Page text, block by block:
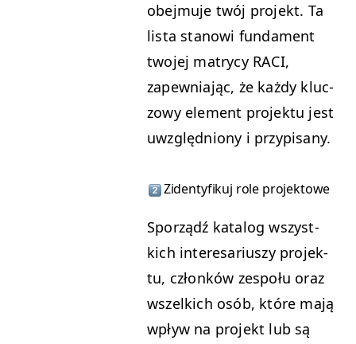
obe­j­mu­je twój pro­jekt. Ta
lista stanowi fun­da­ment
two­jej matrycy RACI,
zapew­ni­a­jąc, że każdy kluc­
zowy ele­ment pro­jek­tu jest
uwzględ­niony i przypisany.
Ziden­ty­fikuj role projektowe
Sporządź kat­a­log wszys­t­
kich intere­sar­iuszy pro­jek­
tu, członków zespołu oraz
wszel­kich osób, które mają
wpływ na pro­jekt lub są